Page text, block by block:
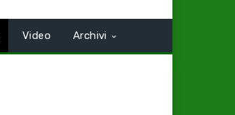
Video Archivi